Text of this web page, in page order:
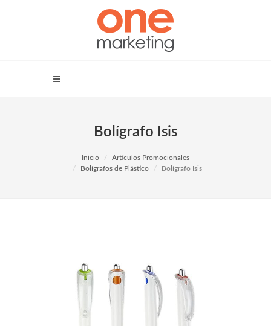
Bolígrafo Isis
Inicio
Artículos Promocionales
Bolígrafos de Plástico
Bolígrafo Isis